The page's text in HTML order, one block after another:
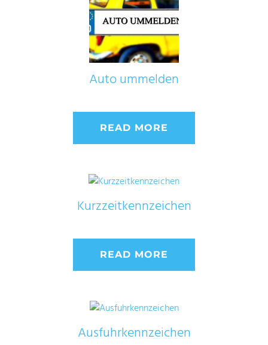
Auto ummelden
READ MORE
Kurzzeitkennzeichen
READ MORE
Ausfuhrkennzeichen